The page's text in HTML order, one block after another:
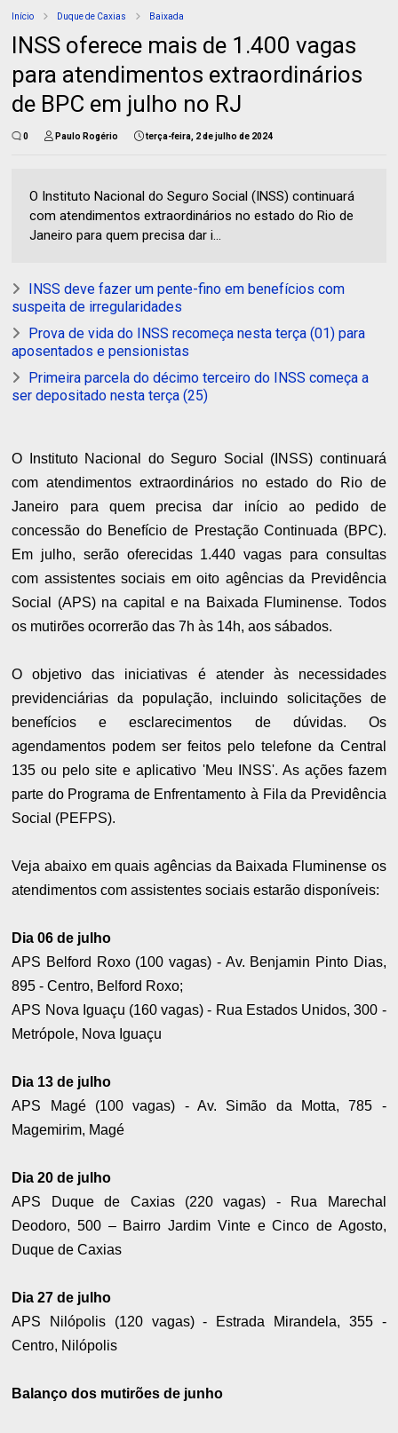
Início Duque de Caxias Baixada
INSS oferece mais de 1.400 vagas
para atendimentos extraordinários
de BPC em julho no RJ
0 Paulo Rogério terça-feira, 2 de julho de 2024
O Instituto Nacional do Seguro Social (INSS) continuará
com atendimentos extraordinários no estado do Rio de
Janeiro para quem precisa dar i...
INSS deve fazer um pente-fino em benefícios com
suspeita de irregularidades
Prova de vida do INSS recomeça nesta terça (01) para
aposentados e pensionistas
Primeira parcela do décimo terceiro do INSS começa a
ser depositado nesta terça (25)
O Instituto Nacional do Seguro Social (INSS) continuará
com atendimentos extraordinários no estado do Rio de
Janeiro para quem precisa dar início ao pedido de
concessão do Benefício de Prestação Continuada (BPC).
Em julho, serão oferecidas 1.440 vagas para consultas
com assistentes sociais em oito agências da Previdência
Social (APS) na capital e na Baixada Fluminense. Todos
os mutirões ocorrerão das 7h às 14h, aos sábados.
O objetivo das iniciativas é atender às necessidades
previdenciárias da população, incluindo solicitações de
benefícios e esclarecimentos de dúvidas. Os
agendamentos podem ser feitos pelo telefone da Central
135 ou pelo site e aplicativo 'Meu INSS'. As ações fazem
parte do Programa de Enfrentamento à Fila da Previdência
Social (PEFPS).
Veja abaixo em quais agências da Baixada Fluminense os
atendimentos com assistentes sociais estarão disponíveis:
Dia 06 de julho
APS Belford Roxo (100 vagas) - Av. Benjamin Pinto Dias,
895 - Centro, Belford Roxo;
APS Nova Iguaçu (160 vagas) - Rua Estados Unidos, 300 -
Metrópole, Nova Iguaçu
Dia 13 de julho
APS Magé (100 vagas) - Av. Simão da Motta, 785 -
Magemirim, Magé
Dia 20 de julho
APS Duque de Caxias (220 vagas) - Rua Marechal
Deodoro, 500 – Bairro Jardim Vinte e Cinco de Agosto,
Duque de Caxias
Dia 27 de julho
APS Nilópolis (120 vagas) - Estrada Mirandela, 355 -
Centro, Nilópolis
Balanço dos mutirões de junho